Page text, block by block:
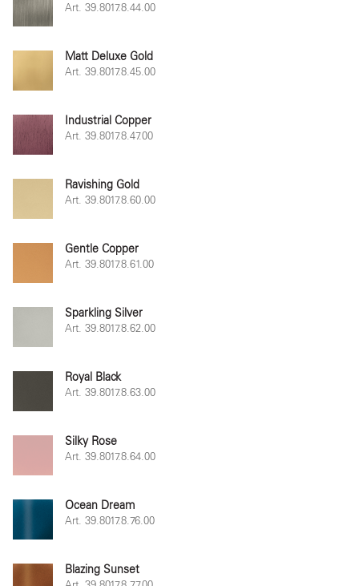
Art. 39.8017.8.44.00
Matt Deluxe Gold
Art. 39.8017.8.45.00
Industrial Copper
Art. 39.8017.8.47.00
Ravishing Gold
Art. 39.8017.8.60.00
Gentle Copper
Art. 39.8017.8.61.00
Sparkling Silver
Art. 39.8017.8.62.00
Royal Black
Art. 39.8017.8.63.00
Silky Rose
Art. 39.8017.8.64.00
Ocean Dream
Art. 39.8017.8.76.00
Blazing Sunset